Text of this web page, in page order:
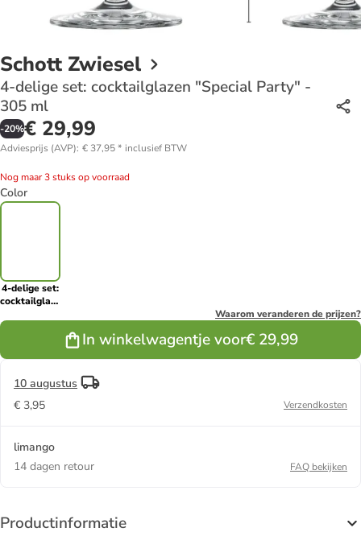
Schott Zwiesel
4-delige set: cocktailglazen "Special Party" -
305 ml
-20%€ 29,99
Adviesprijs (AVP): € 37,95* inclusief BTW
Nog maar 3 stuks op voorraad
Color
4-delige set:
cocktailglazen
Waarom veranderen de prijzen?
In winkelwagentje voor€ 29,99
10 augustus
€ 3,95
Verzendkosten
limango
14 dagen retour
FAQ bekijken
Productinformatie